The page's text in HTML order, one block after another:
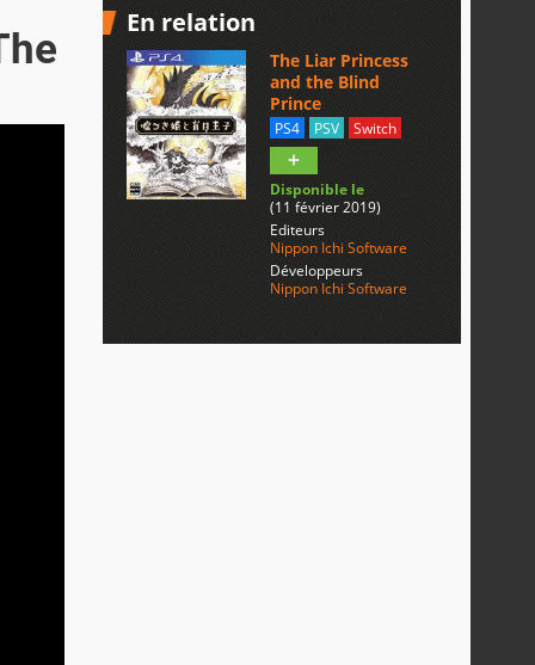
En relation
The Liar Princess
and the Blind
Prince
PS4 PSV Switch
Disponible le
(11 février 2019)
Editeurs
Nippon Ichi Software
Développeurs
Nippon Ichi Software